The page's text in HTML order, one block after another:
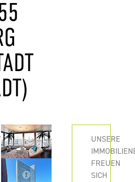
UNSERE
FREUEN
SICH